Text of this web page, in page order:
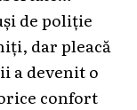
de poliție
dar pleacă
a devenit o
confort